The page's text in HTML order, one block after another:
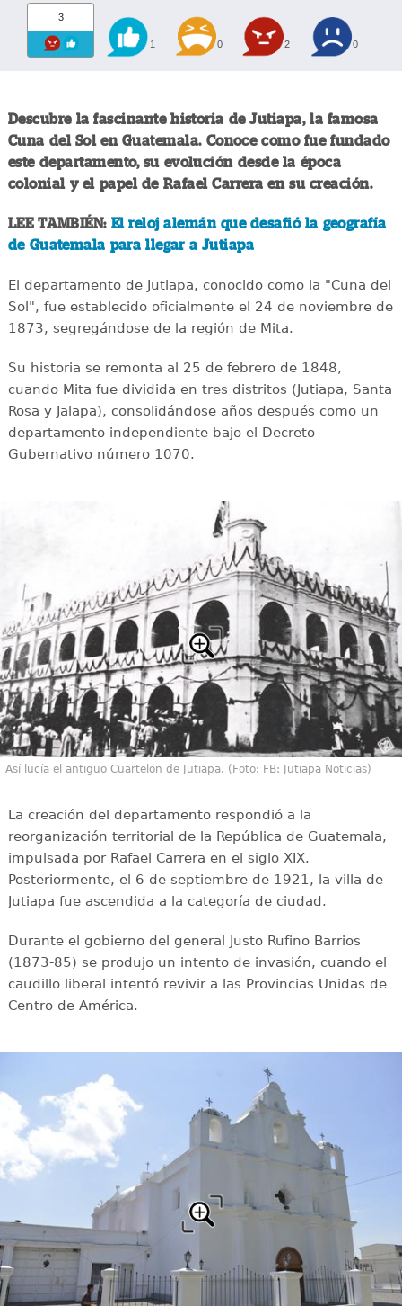
3
1 0 2 0
Descubre la fascinante historia de Jutiapa, la famosa
Cuna del Sol en Guatemala. Conoce como fue fundado
este departamento, su evolución desde la época
colonial y el papel de Rafael Carrera en su creación.
LEE TAMBIÉN: El reloj alemán que desafió la geografía
de Guatemala para llegar a Jutiapa
El departamento de Jutiapa, conocido como la "Cuna del
Sol", fue establecido oficialmente el 24 de noviembre de
1873, segregándose de la región de Mita.
Su historia se remonta al 25 de febrero de 1848,
cuando Mita fue dividida en tres distritos (Jutiapa, Santa
Rosa y Jalapa), consolidándose años después como un
departamento independiente bajo el Decreto
Gubernativo número 1070.
Así lucía el antiguo Cuartelón de Jutiapa. (Foto: FB: Jutiapa Noticias)
La creación del departamento respondió a la
reorganización territorial de la República de Guatemala,
impulsada por Rafael Carrera en el siglo XIX.
Posteriormente, el 6 de septiembre de 1921, la villa de
Jutiapa fue ascendida a la categoría de ciudad.
Durante el gobierno del general Justo Rufino Barrios
(1873-85) se produjo un intento de invasión, cuando el
caudillo liberal intentó revivir a las Provincias Unidas de
Centro de América.